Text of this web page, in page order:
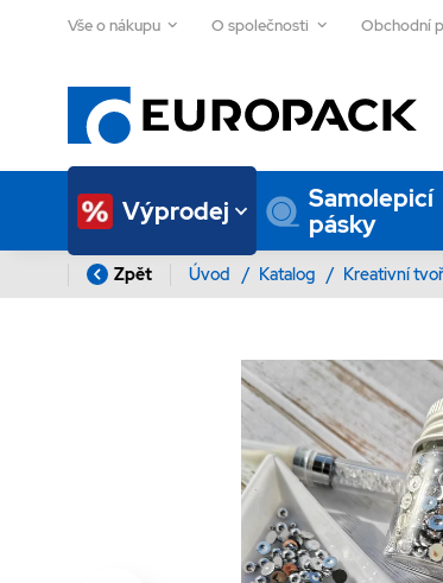
Vše o nákupu O společnosti Obchodní
Výprodej
Samolepicí
pásky
Zpět Úvod / Katalog / Kreativní